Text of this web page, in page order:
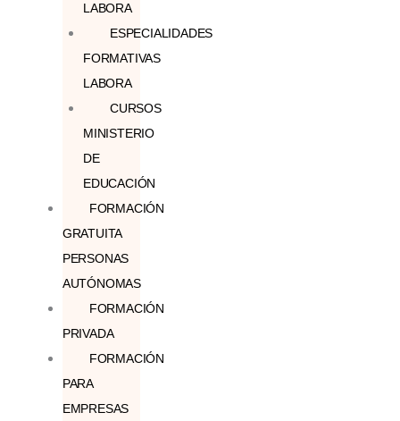
LABORA
ESPECIALIDADES
FORMATIVAS
LABORA
CURSOS
MINISTERIO
DE
EDUCACIÓN
FORMACIÓN
GRATUITA
PERSONAS
AUTÓNOMAS
FORMACIÓN
PRIVADA
FORMACIÓN
PARA
EMPRESAS